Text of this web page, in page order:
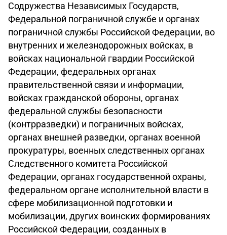
Содружества Независимых Государств,
Федеральной пограничной службе и органах
пограничной службы Российской Федерации, во
внутренних и железнодорожных войсках, в
войсках национальной гвардии Российской
Федерации, федеральных органах
правительственной связи и информации,
войсках гражданской обороны, органах
федеральной службы безопасности
(контрразведки) и пограничных войсках,
органах внешней разведки, органах военной
прокуратуры, военных следственных органах
Следственного комитета Российской
Федерации, органах государственной охраны,
федеральном органе исполнительной власти в
сфере мобилизационной подготовки и
мобилизации, других воинских формированиях
Российской Федерации, созданных в